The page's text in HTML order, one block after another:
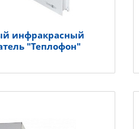
инфракрасный
"Теплофон"